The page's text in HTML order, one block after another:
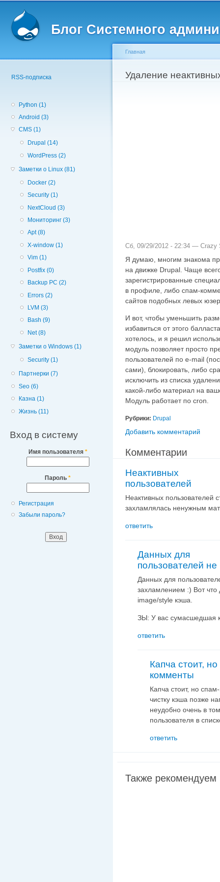
Блог Системного
RSS-подписка
Python (1)
Android (3)
CMS (1)
Drupal (14)
WordPress (2)
Заметки о Linux (81)
Docker (2)
Security (1)
NextCloud (3)
Мониторинг (3)
Apt (8)
X-window (1)
Vim (1)
Postfix (0)
Backup PC (2)
Errors (2)
LVM (3)
Bash (9)
Net (8)
Заметки о Windows (1)
Security (1)
Партнерки (7)
Seo (6)
Казна (1)
Жизнь (11)
Вход в систему
Имя пользователя *
Пароль *
Регистрация
Забыли пароль?
Вы здесь
Главная
Удаление
Сб, 09/29/2012 - 22:34 — Crazy
Я думаю, многим знакома
на движке Drupal. Чаще
зарегистрированные
в профиле, либо спам-
сайтов подобных левых
И вот, чтобы уменьшить
избавиться от этого
хотелось, и я решил
модуль позволяет просто
пользователей по e-mail
сами), блокировать, либо
исключить из списка
какой-либо материал на
Модуль работает по cron.
Рубрики: Drupal
Добавить комментарий
Комментарии
Неактивных
пользователей
Неактивных пользователей
захламлялась ненужным
ответить
Данных для
пользователей не
Данных для
захламлением :) Вот что
image/style кэша.
ЗЫ: У вас сумасшедшая
ответить
Капча стоит,
комменты
Капча стоит, но
чистку кэша позже
неудобно очень в
пользователя в
ответить
Также рекомендуем